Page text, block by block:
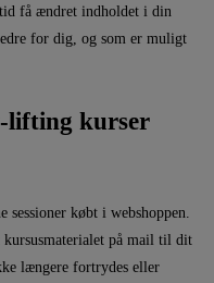
få ændret indholdet i din
for dig, og som er muligt
lifting kurser
købt i webshoppen.
på mail til dit
længere fortrydes eller